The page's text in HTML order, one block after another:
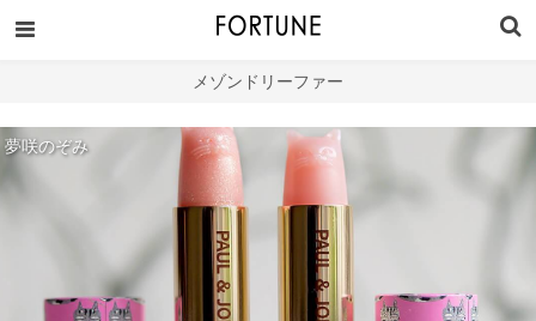
メゾンドリーファー
夢咲のぞみ